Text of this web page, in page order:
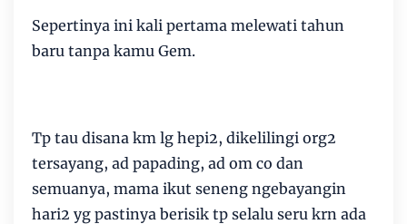
Sepertinya ini kali pertama melewati tahun
baru tanpa kamu Gem.
Tp tau disana km lg hepi2, dikelilingi org2
tersayang, ad papading, ad om co dan
semuanya, mama ikut seneng ngebayangin
hari2 yg pastinya berisik tp selalu seru krn ada